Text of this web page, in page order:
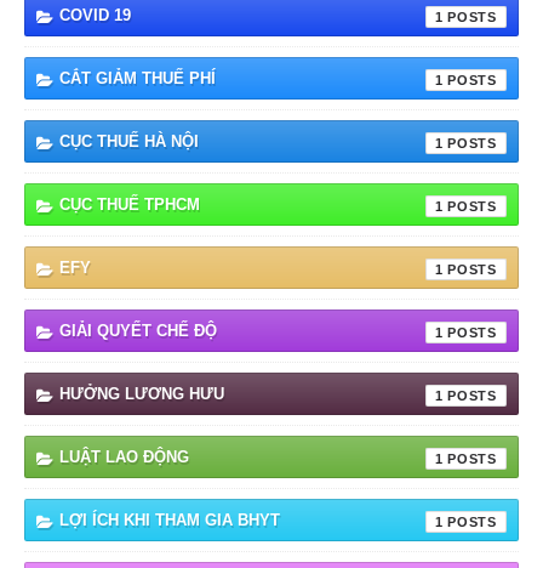
COVID 19 1
CẮT GIẢM THUẾ PHÍ 1
CỤC THUẾ HÀ NỘI 1
CỤC THUẾ TPHCM 1
EFY 1
GIẢI QUYẾT CHẾ ĐỘ 1
HƯỞNG LƯƠNG HƯU 1
LUẬT LAO ĐỘNG 1
LỢI ÍCH KHI THAM GIA BHYT 1